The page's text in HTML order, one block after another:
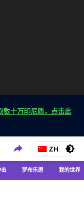
数十万印尼盾，点击此
新的游戏新闻
ZH
击 罗布乐思 我的世界